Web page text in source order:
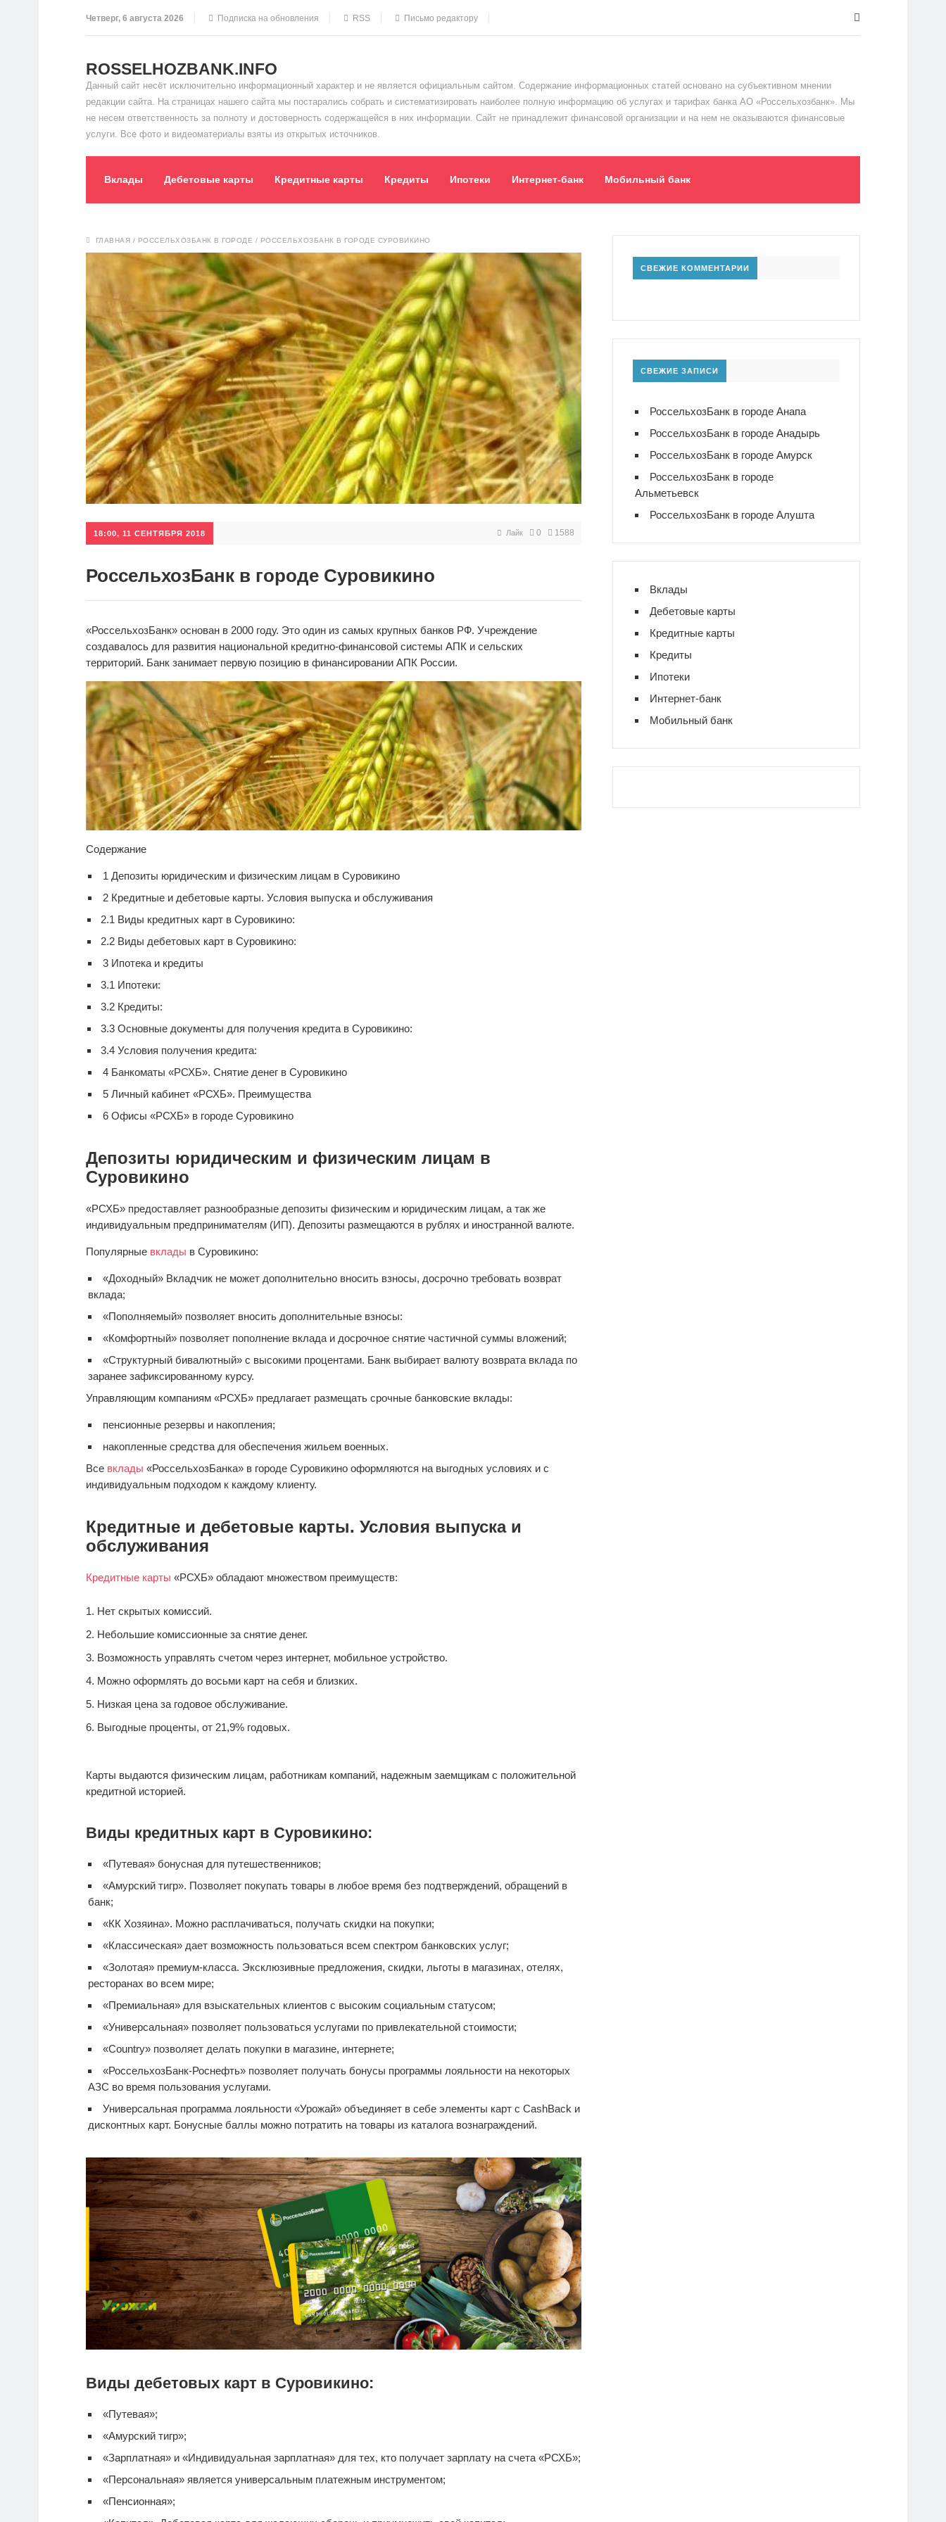
Четверг, 6 августа 2026 Подписка на обновления RSS Письмо редактору
ROSSELHOZBANK.INFO
Данный сайт несёт исключительно информационный характер и не является официальным сайтом. Содержание информационных статей основано на субъективном мнении
редакции сайта. На страницах нашего сайта мы постарались собрать и систематизировать наиболее полную информацию об услугах и тарифах банка АО «Россельхозбанк». Мы
не несем ответственность за полноту и достоверность содержащейся в них информации. Сайт не принадлежит финансовой организации и на нем не оказываются финансовые
услуги. Все фото и видеоматериалы взяты из открытых источников.
Вклады Дебетовые карты Кредитные карты Кредиты Ипотеки Интернет-банк Мобильный банк
ГЛАВНАЯ / РОССЕЛЬХОЗБАНК В ГОРОДЕ / РОССЕЛЬХОЗБАНК В ГОРОДЕ СУРОВИКИНО
18:00, 11 СЕНТЯБРЯ 2018 Лайк 0 1588
РоссельхозБанк в городе Суровикино
«РоссельхозБанк» основан в 2000 году. Это один из самых крупных банков РФ. Учреждение
создавалось для развития национальной кредитно-финансовой системы АПК и сельских
территорий. Банк занимает первую позицию в финансировании АПК России.
Содержание
1 Депозиты юридическим и физическим лицам в Суровикино
2 Кредитные и дебетовые карты. Условия выпуска и обслуживания
2.1 Виды кредитных карт в Суровикино:
2.2 Виды дебетовых карт в Суровикино:
3 Ипотека и кредиты
3.1 Ипотеки:
3.2 Кредиты:
3.3 Основные документы для получения кредита в Суровикино:
3.4 Условия получения кредита:
4 Банкоматы «РСХБ». Снятие денег в Суровикино
5 Личный кабинет «РСХБ». Преимущества
6 Офисы «РСХБ» в городе Суровикино
Депозиты юридическим и физическим лицам в
Суровикино
«РСХБ» предоставляет разнообразные депозиты физическим и юридическим лицам, а так же
индивидуальным предпринимателям (ИП). Депозиты размещаются в рублях и иностранной валюте.
Популярные вклады в Суровикино:
«Доходный» Вкладчик не может дополнительно вносить взносы, досрочно требовать возврат
вклада;
«Пополняемый» позволяет вносить дополнительные взносы:
«Комфортный» позволяет пополнение вклада и досрочное снятие частичной суммы вложений;
«Структурный бивалютный» с высокими процентами. Банк выбирает валюту возврата вклада по
заранее зафиксированному курсу.
Управляющим компаниям «РСХБ» предлагает размещать срочные банковские вклады:
пенсионные резервы и накопления;
накопленные средства для обеспечения жильем военных.
Все вклады «РоссельхозБанка» в городе Суровикино оформляются на выгодных условиях и с
индивидуальным подходом к каждому клиенту.
Кредитные и дебетовые карты. Условия выпуска и
обслуживания
Кредитные карты «РСХБ» обладают множеством преимуществ:
Нет скрытых комиссий.
Небольшие комиссионные за снятие денег.
Возможность управлять счетом через интернет, мобильное устройство.
Можно оформлять до восьми карт на себя и близких.
Низкая цена за годовое обслуживание.
Выгодные проценты, от 21,9% годовых.
Карты выдаются физическим лицам, работникам компаний, надежным заемщикам с положительной
кредитной историей.
Виды кредитных карт в Суровикино:
«Путевая» бонусная для путешественников;
«Амурский тигр». Позволяет покупать товары в любое время без подтверждений, обращений в
банк;
«КК Хозяина». Можно расплачиваться, получать скидки на покупки;
«Классическая» дает возможность пользоваться всем спектром банковских услуг;
«Золотая» премиум-класса. Эксклюзивные предложения, скидки, льготы в магазинах, отелях,
ресторанах во всем мире;
«Премиальная» для взыскательных клиентов с высоким социальным статусом;
«Универсальная» позволяет пользоваться услугами по привлекательной стоимости;
«Country» позволяет делать покупки в магазине, интернете;
«РоссельхозБанк-Роснефть» позволяет получать бонусы программы лояльности на некоторых
АЗС во время пользования услугами.
Универсальная программа лояльности «Урожай» объединяет в себе элементы карт с CashBack и
дисконтных карт. Бонусные баллы можно потратить на товары из каталога вознаграждений.
Виды дебетовых карт в Суровикино:
«Путевая»;
«Амурский тигр»;
«Зарплатная» и «Индивидуальная зарплатная» для тех, кто получает зарплату на счета «РСХБ»;
«Персональная» является универсальным платежным инструментом;
«Пенсионная»;
СВЕЖИЕ КОММЕНТАРИИ
СВЕЖИЕ ЗАПИСИ
РоссельхозБанк в городе Анапа
РоссельхозБанк в городе Анадырь
РоссельхозБанк в городе Амурск
РоссельхозБанк в городе
Альметьевск
РоссельхозБанк в городе Алушта
Вклады
Дебетовые карты
Кредитные карты
Кредиты
Ипотеки
Интернет-банк
Мобильный банк